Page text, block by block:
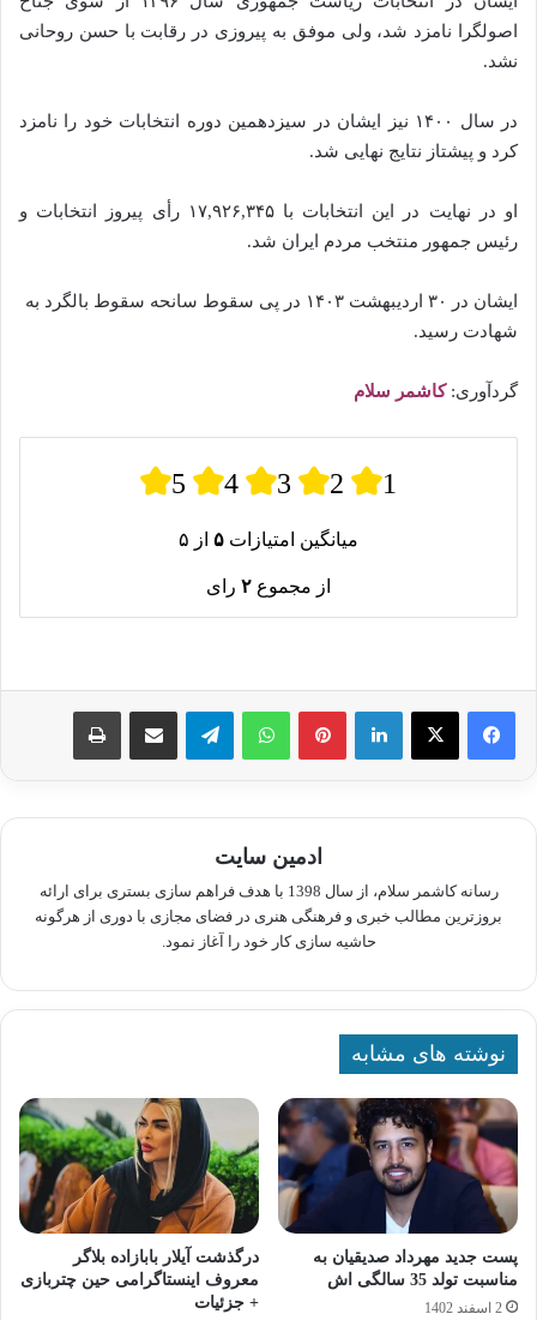
اصولگرا نامزد شد، ولی موفق به پیروزی در رقابت با حسن روحانی
نشد.
در سال ۱۴۰۰ نیز ایشان در سیزدهمین دوره انتخابات خود را نامزد
کرد و پیشتاز نتایج نهایی شد.
او در نهایت در این انتخابات با ۱۷,۹۲۶,۳۴۵ رأی پیروز انتخابات و
رئیس جمهور منتخب مردم ایران شد.
ایشان در ۳۰ اردیبهشت ۱۴۰۳ در پی سقوط سانحه سقوط بالگرد به
شهادت رسید.
گردآوری: کاشمر سلام
5 4 3 2 1
میانگین امتیازات ۵ از ۵
از مجموع ۲ رای
لینکدین پینترستواتس آپ تلگرام اشتراک گذاری از طریق ایمیل چاپ
ادمین سایت
رسانه کاشمر سلام، از سال 1398 با هدف فراهم سازی بستری برای ارائه
بروزترین مطالب خبری و فرهنگی هنری در فضای مجازی با دوری از هرگونه
حاشیه سازی کار خود را آغاز نمود.
نوشته های مشابه
پست جدید مهرداد صدیقیان به
مناسبت تولد 35 سالگی اش
2 اسفند 1402
درگذشت آیلار بابازاده بلاگر
معروف اینستاگرامی حین چتربازی
+ جزئیات